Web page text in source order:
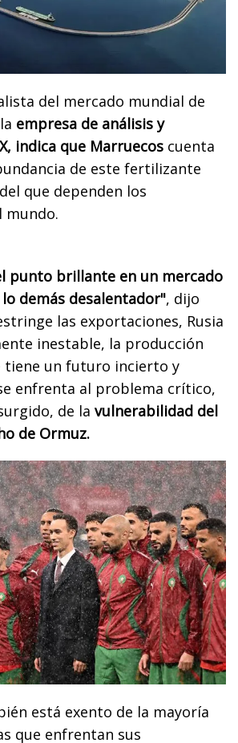
del mercado mundial de
empresa de análisis y
indica que Marruecos cuenta
de este fertilizante
que dependen los
mundo.
punto brillante en un mercado
demás desalentador", dijo
las exportaciones, Rusia
inestable, la producción
tiene un futuro incierto y
enfrenta al problema crítico,
de la vulnerabilidad del
de Ormuz.
está exento de la mayoría
que enfrentan sus